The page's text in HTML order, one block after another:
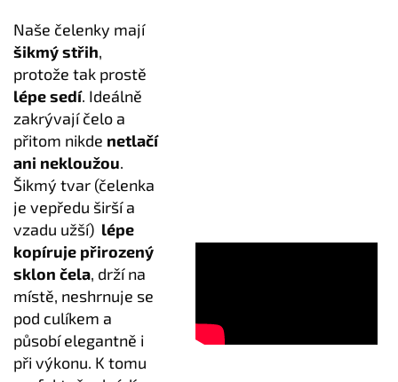
Naše čelenky mají
šikmý střih,
protože tak prostě
lépe sedí. Ideálně
zakrývají čelo a
přitom nikde netlačí
ani nekloužou.
Šikmý tvar (čelenka
je vepředu širší a
vzadu užší) lépe
kopíruje přirozený
sklon čela, drží na
místě, neshrnuje se
pod culíkem a
působí elegantně i
při výkonu. K tomu